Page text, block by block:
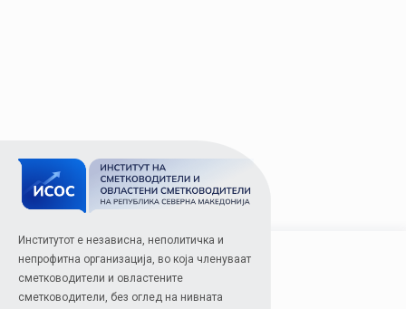
Институтот е независна, неполитичка и
непрофитна организација, во која членуваат
сметководители и овластените
сметководители, без оглед на нивната